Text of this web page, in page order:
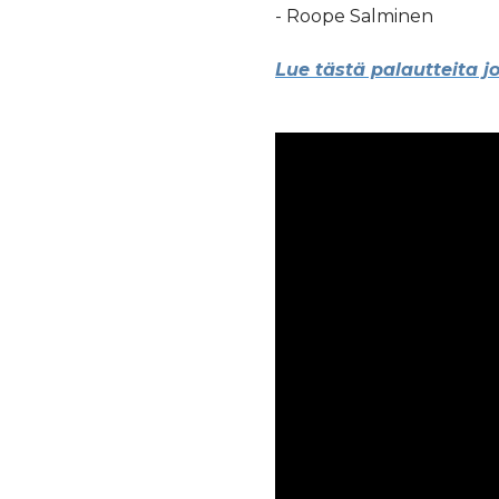
- Roope Salminen
Lue tästä palautteita